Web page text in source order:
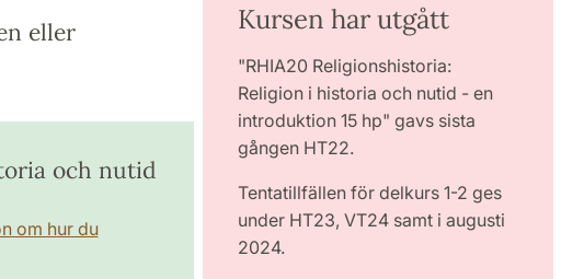
eller
och nutid
om hur du
Kursen har utgått
"RHIA20 Religionshistoria:
Religion i historia och nutid - en
introduktion 15 hp" gavs sista
gången HT22.
Tentatillfällen för delkurs 1-2 ges
under HT23, VT24 samt i augusti
2024.